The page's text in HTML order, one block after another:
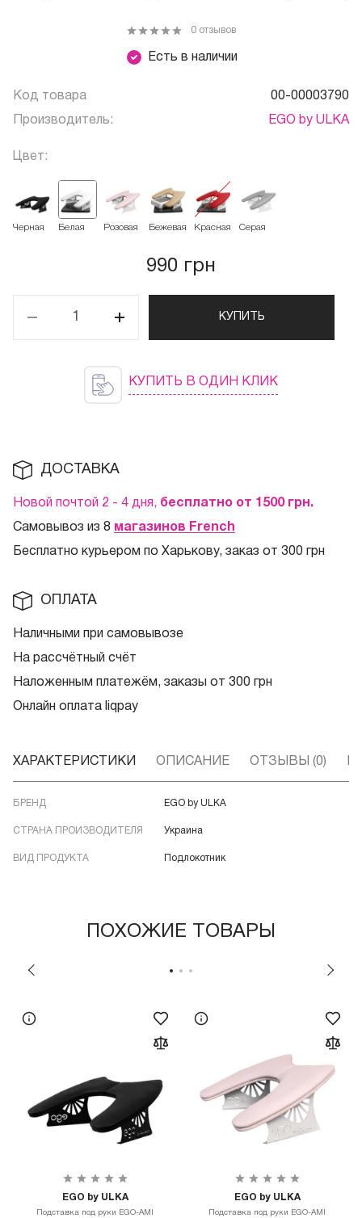
Есть в наличии
0 отзывов
Код товара 00-00003790
Производитель: EGO by ULKA
Цвет:
Черная Белая Розовая Бежевая Красная Серая
990 грн
КУПИТЬ
КУПИТЬ В ОДИН КЛИК
ДОСТАВКА
Новой почтой 2 - 4 дня, бесплатно от 1500 грн.
Самовывоз из 8 магазинов French
Бесплатно курьером по Харькову, заказ от 300 грн
ОПЛАТА
Наличными при самовывозе
На рассчётный счёт
Наложенным платежём, заказы от 300 грн
Онлайн оплата liqpay
ХАРАКТЕРИСТИКИ ОПИСАНИЕ ОТЗЫВЫ (0)
БРЕНД EGO by ULKA
СТРАНА ПРОИЗВОДИТЕЛЯ Украина
ВИД ПРОДУКТА Подлокотник
ПОХОЖИЕ ТОВАРЫ
EGO by ULKA
Подставка под руки EGO-AMI
EGO by ULKA
Подставка под руки EGO-AMI